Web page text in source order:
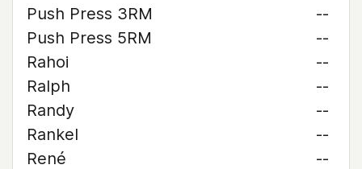
Push Press 3RM
--
Push Press 5RM
--
Rahoi
--
Ralph
--
Randy
--
Rankel
--
René
--